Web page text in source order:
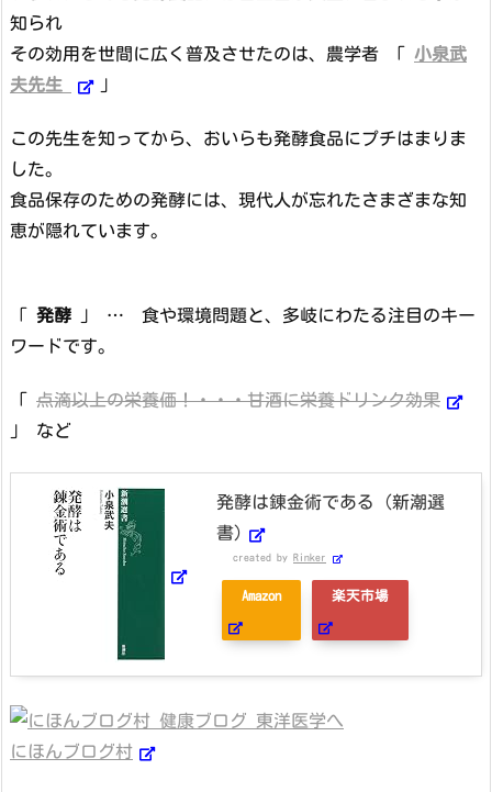
知られ
その効用を世間に広く普及させたのは、農学者 「 小泉武
夫先生
」
この先生を知ってから、おいらも発酵食品にプチはまりま
した。
食品保存のための発酵には、現代人が忘れたさまざまな知
恵が隠れています。
発酵 」 … 食や環境問題と、多岐にわたる注目のキー
ワードです。
点滴以上の栄養価！・・・甘酒に栄養ドリンク効果
」 など
発酵は錬金術である (新潮選
書)
created by Rinker
Amazon 楽天市場
にほんブログ村